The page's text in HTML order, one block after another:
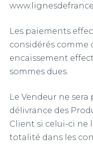
Les paiements
considérés comme
encaissement
sommes dues.
Le Vendeur ne
délivrance des
Client si celui-ci ne
totalité dans les